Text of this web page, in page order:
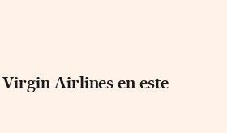
Airlines en este